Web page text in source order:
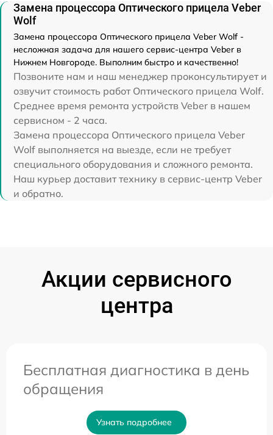
Замена процессора Оптического прицела Veber
Wolf
Замена процессора Оптического прицела Veber Wolf -
несложная задача для нашего сервис-центра Veber в
Нижнем Новгороде. Выполним быстро и качественно!
Позвоните нам и наш менеджер проконсультирует и
озвучит стоимость работ Оптического прицела Wolf.
Среднее время ремонта устройств Veber в нашем
сервисном - 2 часа.
Замена процессора Оптического прицела Veber
Wolf выполняется на выезде, если не требует
специального оборудования и сложного ремонта.
Наш курьер доставит технику в сервис-центр Veber
и обратно.
Акции сервисного
центра
Бесплатная диагностика в день
обращения
Узнать подробнее